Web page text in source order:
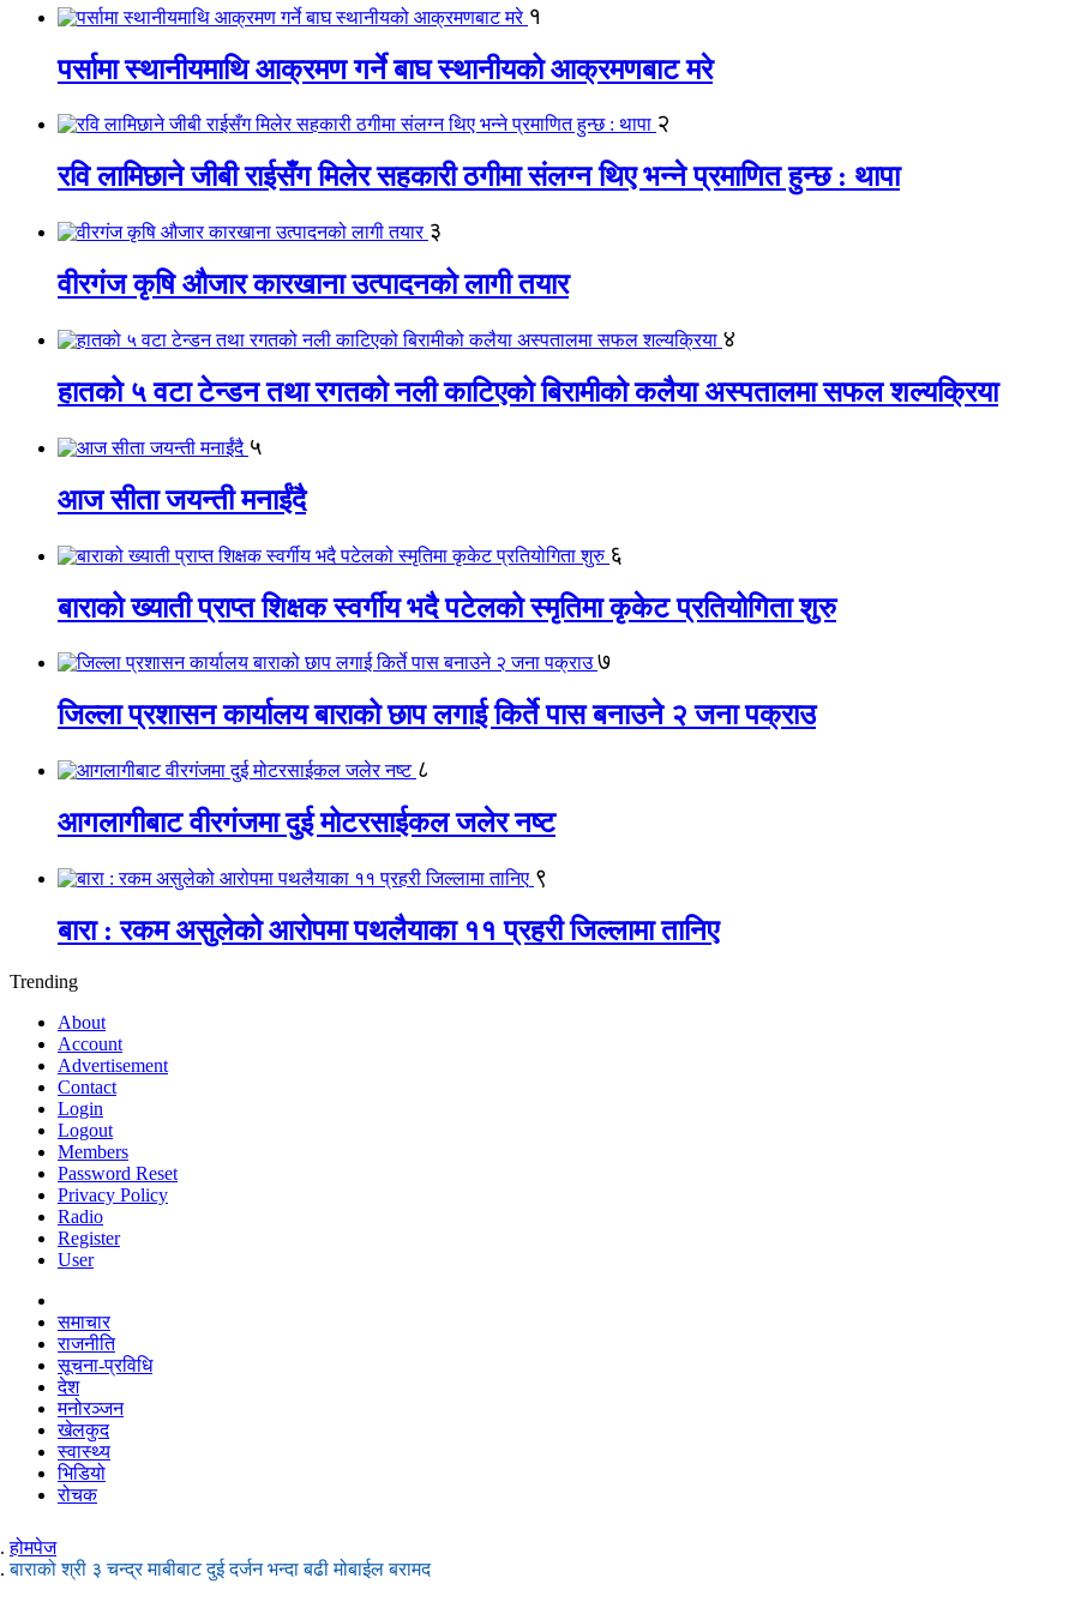
१
पर्सामा स्थानीयमाथि आक्रमण गर्ने बाघ स्थानीयको आक्रमणबाट मरे
२
रवि लामिछाने जीबी राईसँग मिलेर सहकारी ठगीमा संलग्न थिए भन्ने प्रमाणित हुन्छ : थापा
३
वीरगंज कृषि औजार कारखाना उत्पादनको लागी तयार
४
हातको ५ वटा टेन्डन तथा रगतको नली काटिएको बिरामीको कलैया अस्पतालमा सफल शल्यक्रिया
५
आज सीता जयन्ती मनाईंदै
६
बाराको ख्याती प्राप्त शिक्षक स्वर्गीय भदै पटेलको स्मृतिमा कृकेट प्रतियोगिता शुरु
७
जिल्ला प्रशासन कार्यालय बाराको छाप लगाई किर्ते पास बनाउने २ जना पक्राउ
८
आगलागीबाट वीरगंजमा दुई मोटरसाईकल जलेर नष्ट
९
बारा : रकम असुलेको आरोपमा पथलैयाका ११ प्रहरी जिल्लामा तानिए
Trending
About
Account
Advertisement
Contact
Login
Logout
Members
Password Reset
Privacy Policy
Radio
Register
User
समाचार
राजनीति
सूचना-प्रविधि
देश
मनोरञ्जन
खेलकुद
स्वास्थ्य
भिडियो
रोचक
होमपेज
बाराको श्री ३ चन्द्र माबीबाट दुई दर्जन भन्दा बढी मोबाईल बरामद